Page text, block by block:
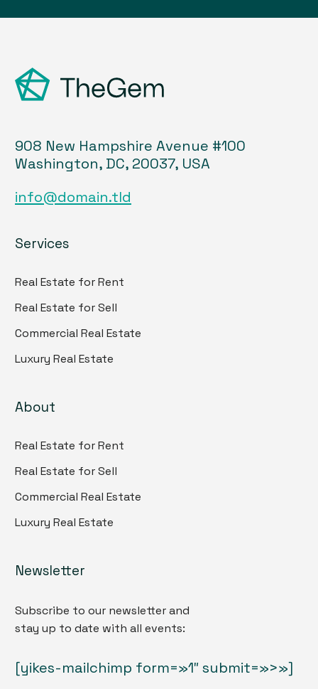
908 New Hampshire Avenue #100
Washington, DC, 20037, USA
info@domain.tld
Services
Real Estate for Rent
Real Estate for Sell
Commercial Real Estate
Luxury Real Estate
About
Real Estate for Rent
Real Estate for Sell
Commercial Real Estate
Luxury Real Estate
Newsletter
Subscribe to our newsletter and
stay up to date with all events:
[yikes-mailchimp form=»1″ submit=»>»]